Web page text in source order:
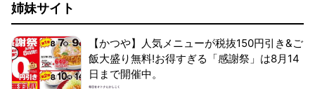
姉妹サイト
【かつや】人気メニューが税抜150円引き&ご
飯大盛り無料!お得すぎる「感謝祭」は8月14
日まで開催中。